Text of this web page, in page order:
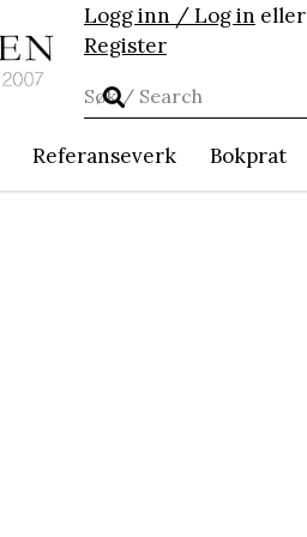
Logg inn / Log in eller
Register
Referanseverk Bokprat